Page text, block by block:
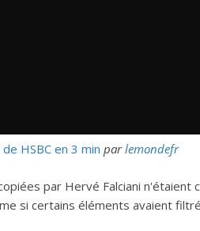
HSBC en 3 min parlemondefr
par Hervé Falciani n'étaient
si certains éléments avaient